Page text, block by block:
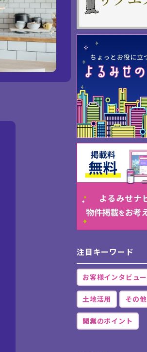
注目キーワード
お客様インタビュー
土地活用 その他
開業のポイント